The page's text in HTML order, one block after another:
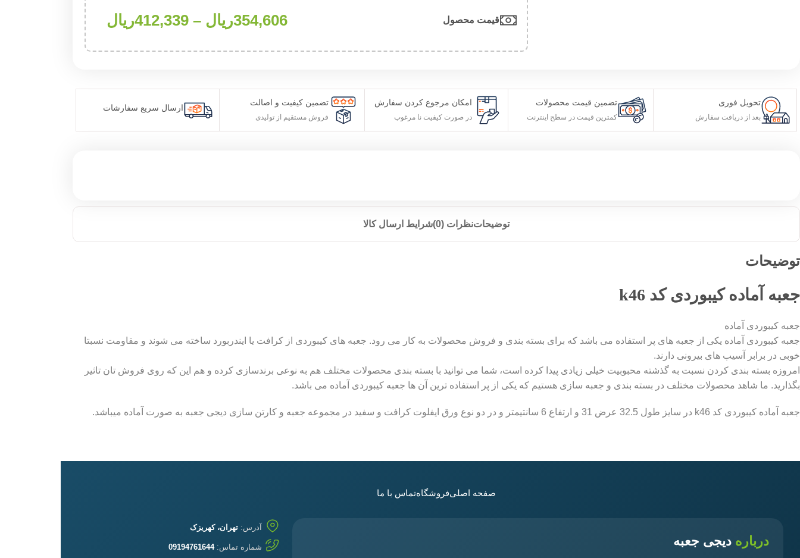
قیمت محصول 354,606ریال –
412,339ریال
تحویل فوری
بعد از دریافت سفارش
تضمین قیمت محصولات
کمترین قیمت در سطح اینترنت
امکان مرجوع کردن سفارش
در صورت کیفیت نا مرغوب
تضمین کیفیت و اصالت
فروش مستقیم از تولیدی
ارسال سریع سفارشات
توضیحاتنظرات (0) شرایط ارسال کالا
توضیحات
جعبه آماده کیبوردی کد k46
جعبه کیبوردی آماده
جعبه کیبوردی آماده یکی از جعبه های پر استفاده می باشد که برای بسته بندی و فروش محصولات به کار می رود. جعبه های کیبوردی از کرافت یا ایندربورد ساخته می شوند و مقاومت نسبتا
خوبی در برابر آسیب های بیرونی دارند.
امروزه بسته بندی کردن نسبت به گذشته محبوبیت خیلی زیادی پیدا کرده است، شما می توانید با بسته بندی محصولات مختلف هم به نوعی برندسازی کرده و هم این که روی فروش تان تاثیر
بگذارید. ما شاهد محصولات مختلف در بسته بندی و جعبه سازی هستیم که یکی از پر استفاده ترین آن ها جعبه کیبوردی آماده می باشد.
جعبه آماده کیبوردی کد k46 در سایز طول 32.5 عرض 31 و ارتفاع 6 سانتیمتر و در دو نوع ورق ایفلوت کرافت و سفید در مجموعه جعبه و کارتن سازی دیجی جعبه به صورت آماده میباشد.
صفحه اصلیفروشگاهتماس با ما
درباره دیجی جعبه
آدرس:تهران، کهریزک
شماره تماس:09194761644